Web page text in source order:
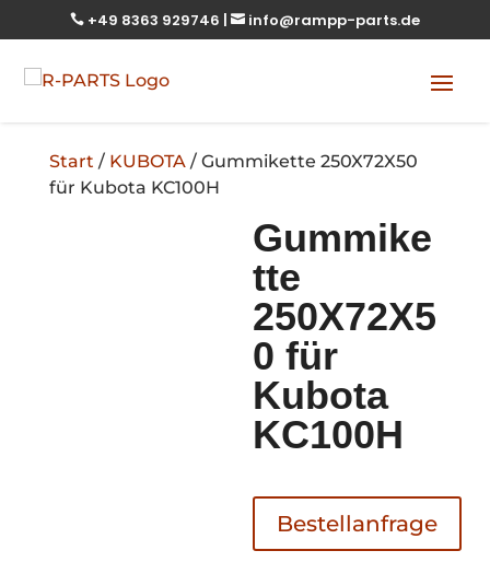
 +49 8363 929746 |  info@rampp-parts.de
Start / KUBOTA / Gummikette 250X72X50
für Kubota KC100H
Gummike
tte
250X72X5
0 für
Kubota
KC100H
Bestellanfrage